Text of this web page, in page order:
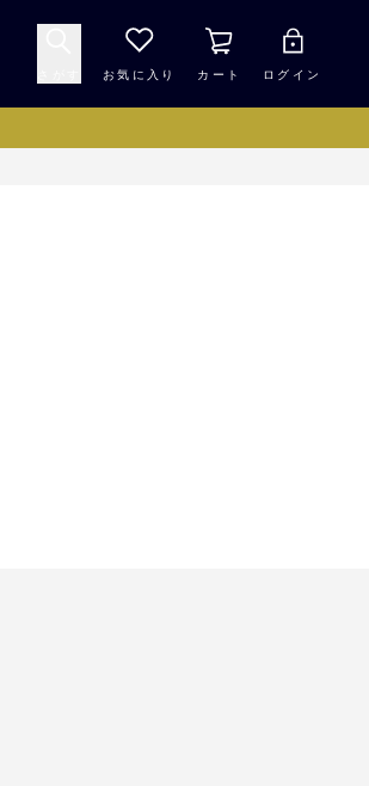
お気に入り カート ログイン